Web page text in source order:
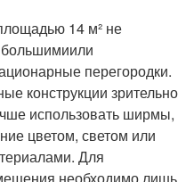
14 м² не
большимиили
перегородки.
конструкции зрительно
использовать ширмы,
цветом, светом или
Для
необходимо лишь